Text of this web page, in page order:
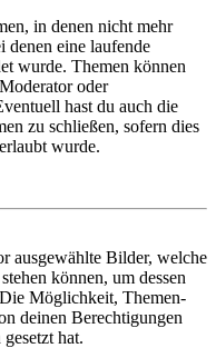
in denen nicht mehr
denen eine laufende
wurde. Themen können
oder
hast du auch die
zu schließen, sofern dies
wurde.
ausgewählte Bilder, welche
können, um dessen
Möglichkeit, Themen-
deinen Berechtigungen
hat.